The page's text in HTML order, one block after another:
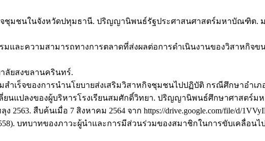
จชุมชนในจังหวัดปทุมธานี. ปริญญานิพนธ์รัฐประศาสนศาสตร์มหาบัณฑิต.
รมและความสามารถทางการตลาดที่ส่งผลต่อการดำเนินงานของวิสาหกิ
ลัยสงขลานครินทร์.
ำเร็จของการนำนโยบายส่งเสริมวิสาหกิจชุมชนไปปฏิบัติ กรณีศึกษาอำเภอ
ยนแปลงของผู้บริหารโรงเรียนสมศักดิ์วิทยา. ปริญญานิพนธ์ศึกษาศาสตร์
สืบค้นเมื่อ 7 สิงหาคม 2564 จาก https://drive.google.com/file/d/
บทบาทของภาวะผู้นำและการมีส่วนร่วมของสมาชิกในการขับเคลื่อน